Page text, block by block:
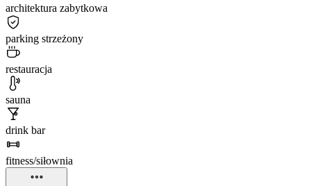
architektura zabytkowa
parking strzeżony
restauracja
sauna
drink bar
fitness/siłownia